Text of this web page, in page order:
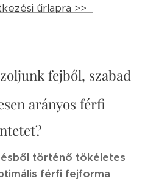
űrlapra >>
fejből, szabad
arányos férfi
történő tökéletes
férfi fejforma